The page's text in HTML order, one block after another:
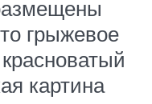
грыжевое
картина